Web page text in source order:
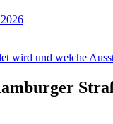
wird und welche